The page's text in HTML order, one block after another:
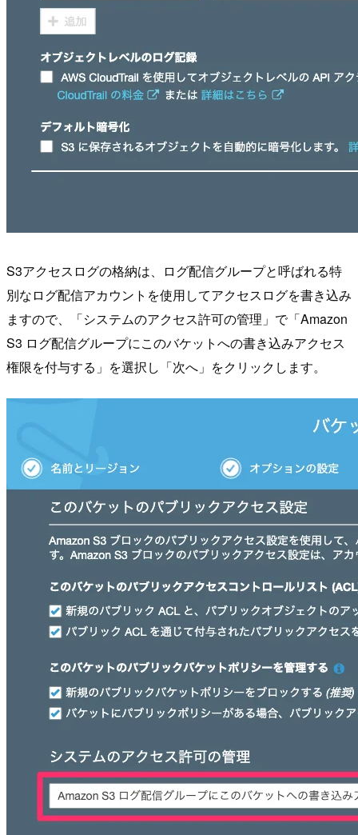
S3アクセスログの格納は、ログ配信グループと呼ばれる特
別なログ配信アカウントを使用してアクセスログを書き込み
ますので、「システムのアクセス許可の管理」で「Amazon
S3 ログ配信グループにこのバケットへの書き込みアクセス
権限を付与する」を選択し「次へ」をクリックします。